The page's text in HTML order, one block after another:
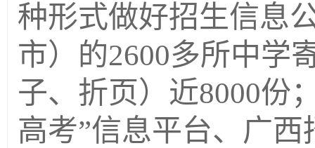
种形式做好招生信息
市）的2600多所中学
子、折页）近8000份
高考”信息平台、广西